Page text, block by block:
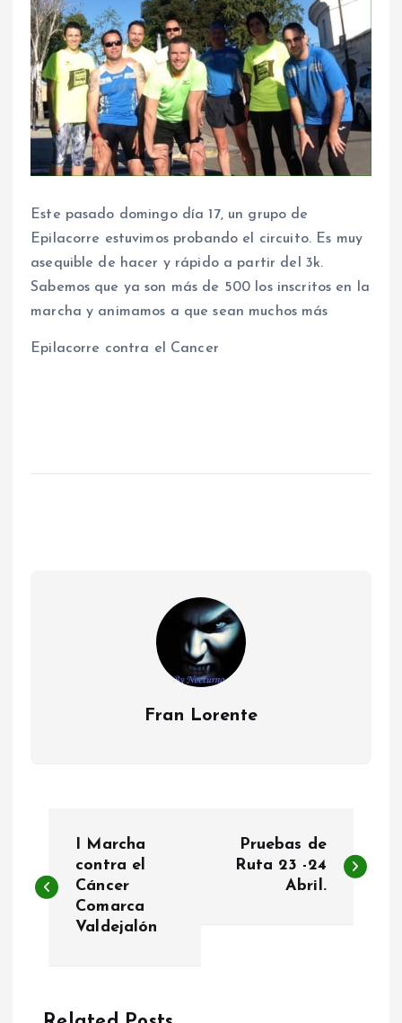
Este pasado domingo día 17, un grupo de
Epilacorre estuvimos probando el circuito. Es muy
asequible de hacer y rápido a partir del 3k.
Sabemos que ya son más de 500 los inscritos en la
marcha y animamos a que sean muchos más
Epilacorre contra el Cancer
Fran Lorente
a
g
I Marcha
contra el
Cáncer
Comarca
Valdejalón
Pruebas de
Ruta 23 -24
Abril.